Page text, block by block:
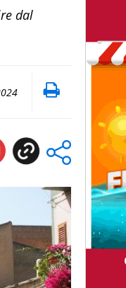
dal